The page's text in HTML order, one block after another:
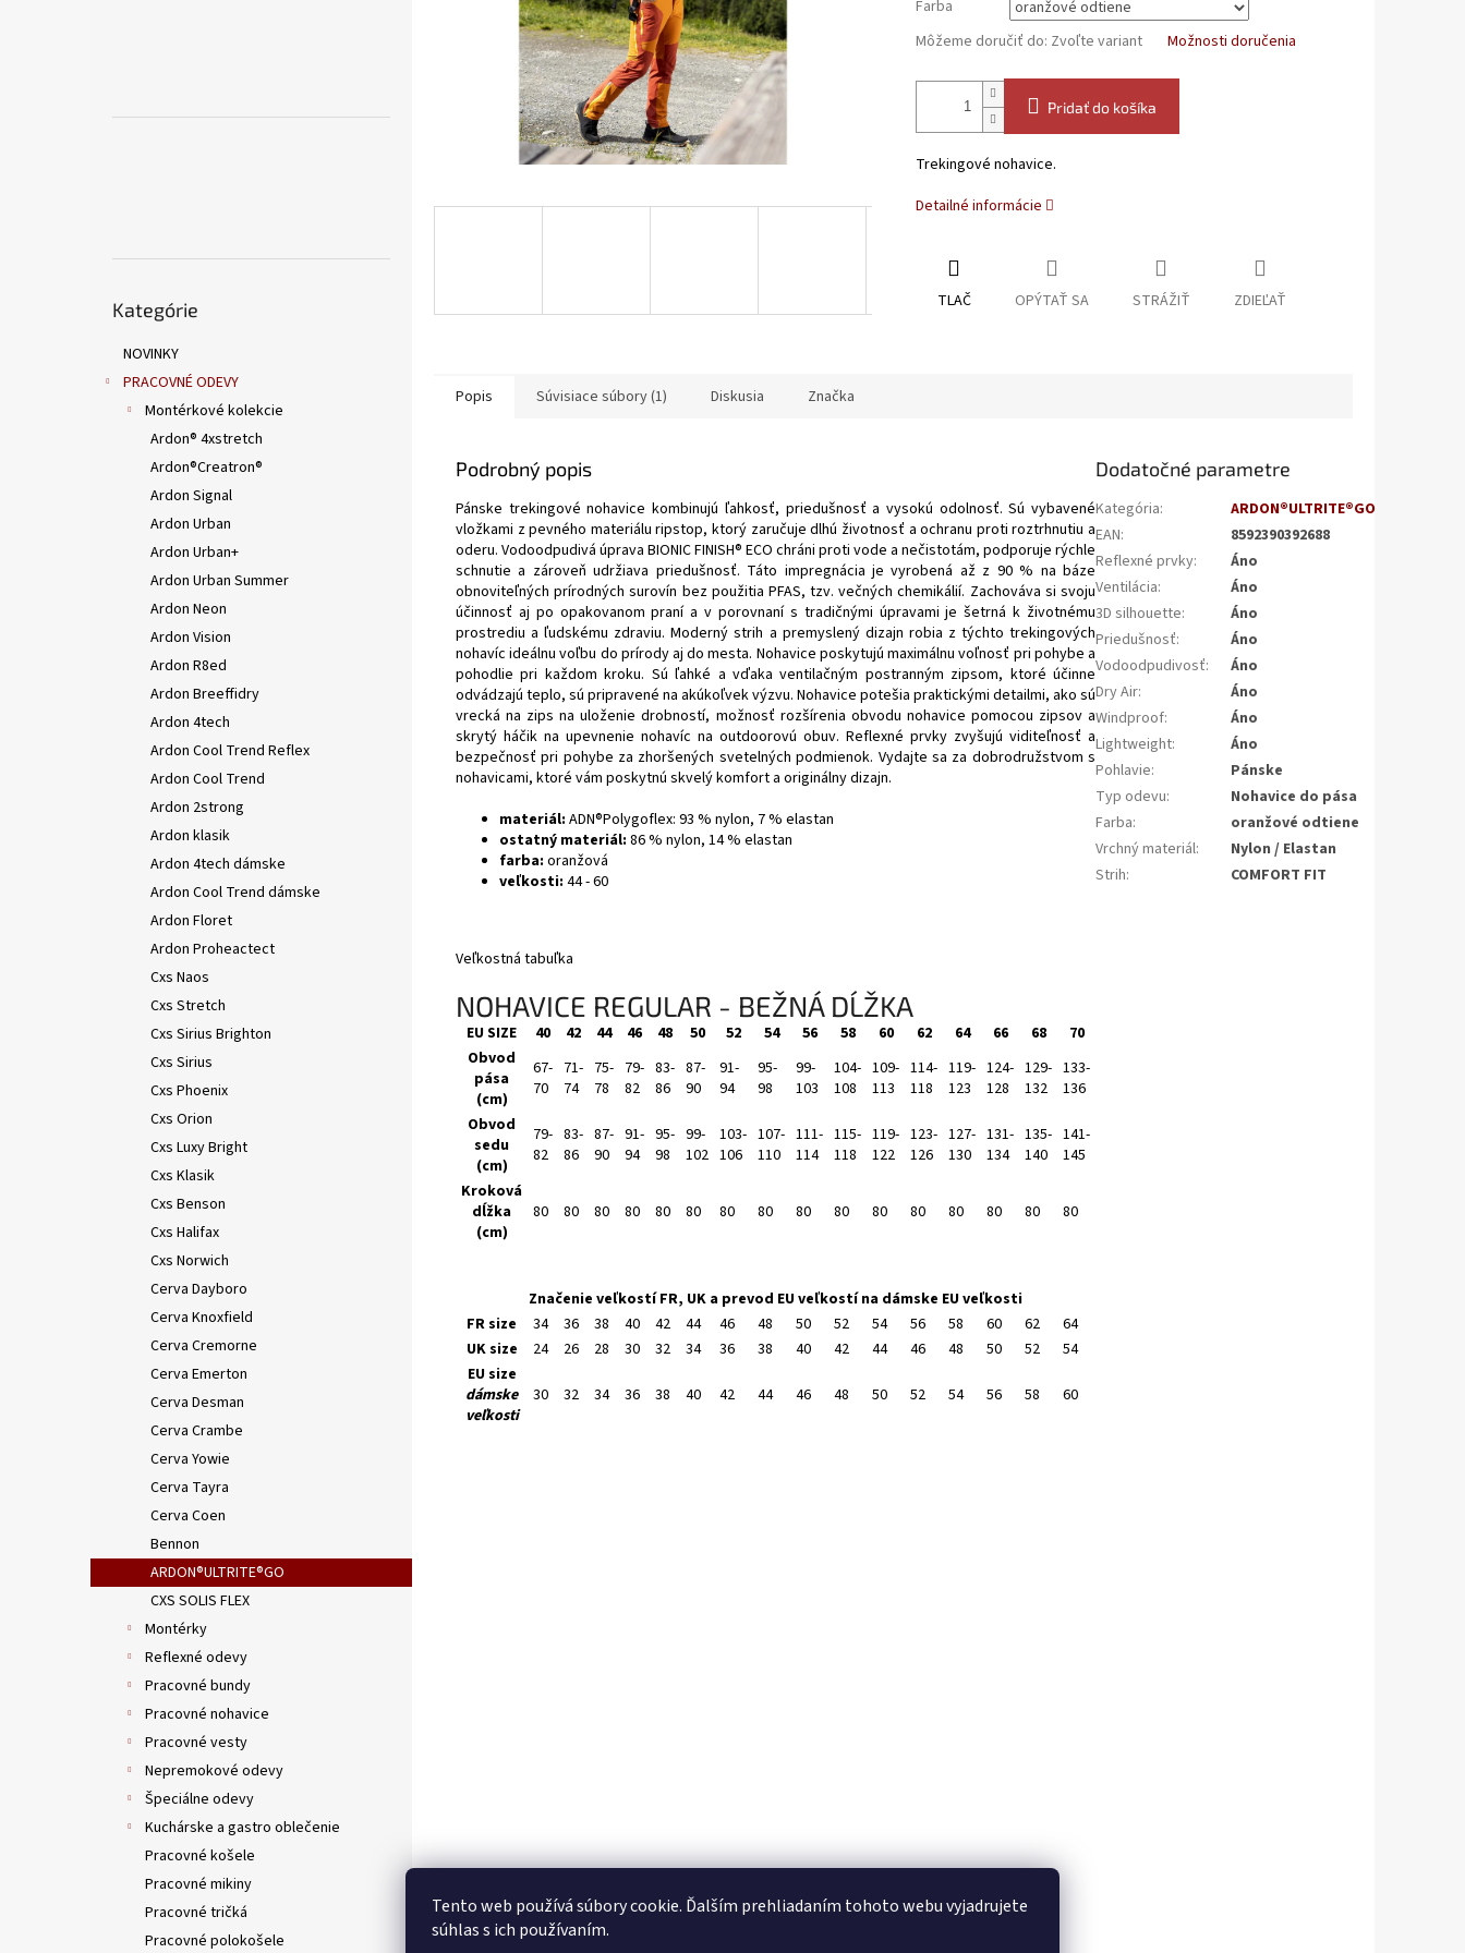
Tento web používá súbory cookie. Ďalším prehliadaním tohoto webu vyjadrujete
súhlas s ich používaním.
kategórie
Kategórie
NOVINKY
PRACOVNÉ ODEVY
Montérkové kolekcie
Ardon® 4xstretch
Ardon®Creatron®
Ardon Signal
Ardon Urban
Ardon Urban+
Ardon Urban Summer
Ardon Neon
Ardon Vision
Ardon R8ed
Ardon Breeffidry
Ardon 4tech
Ardon Cool Trend Reflex
Ardon Cool Trend
Ardon 2strong
Ardon klasik
Ardon 4tech dámske
Ardon Cool Trend dámske
Ardon Floret
Ardon Proheactect
Cxs Naos
Cxs Stretch
Cxs Sirius Brighton
Cxs Sirius
Cxs Phoenix
Cxs Orion
Cxs Luxy Bright
Cxs Klasik
Cxs Benson
Cxs Halifax
Cxs Norwich
Cerva Dayboro
Cerva Knoxfield
Cerva Cremorne
Cerva Emerton
Cerva Desman
Cerva Crambe
Cerva Yowie
Cerva Tayra
Cerva Coen
Bennon
ARDON®ULTRITE®GO
CXS SOLIS FLEX
Montérky
Reflexné odevy
Pracovné bundy
Pracovné nohavice
Pracovné vesty
Nepremokové odevy
Špeciálne odevy
Kuchárske a gastro oblečenie
Pracovné košele
Pracovné mikiny
Pracovné tričká
Pracovné polokošele
Farba
Môžeme doručiť do: Zvoľte variant Možnosti doručenia
Pridať do košíka
Trekingové nohavice.
Detailné informácie
TLAČ OPÝTAŤ SA STRÁŽIŤ ZDIEĽAŤ
Popis Súvisiace súbory (1) Diskusia Značka
Podrobný popis
Pánske trekingové nohavice kombinujú ľahkosť, priedušnosť a vysokú odolnosť. Sú vybavené
vložkami z pevného materiálu ripstop, ktorý zaručuje dlhú životnosť a ochranu proti roztrhnutiu a
oderu. Vodoodpudivá úprava BIONIC FINISH® ECO chráni proti vode a nečistotám, podporuje rýchle
schnutie a zároveň udržiava priedušnosť. Táto impregnácia je vyrobená až z 90 % na báze
obnoviteľných prírodných surovín bez použitia PFAS, tzv. večných chemikálií. Zachováva si svoju
účinnosť aj po opakovanom praní a v porovnaní s tradičnými úpravami je šetrná k životnému
prostrediu a ľudskému zdraviu. Moderný strih a premyslený dizajn robia z týchto trekingových
nohavíc ideálnu voľbu do prírody aj do mesta. Nohavice poskytujú maximálnu voľnosť pri pohybe a
pohodlie pri každom kroku. Sú ľahké a vďaka ventilačným postranným zipsom, ktoré účinne
odvádzajú teplo, sú pripravené na akúkoľvek výzvu. Nohavice potešia praktickými detailmi, ako sú
vrecká na zips na uloženie drobností, možnosť rozšírenia obvodu nohavice pomocou zipsov a
skrytý háčik na upevnenie nohavíc na outdoorovú obuv. Reflexné prvky zvyšujú viditeľnosť a
bezpečnosť pri pohybe za zhoršených svetelných podmienok. Vydajte sa za dobrodružstvom s
nohavicami, ktoré vám poskytnú skvelý komfort a originálny dizajn.
materiál: ADN®Polygoflex: 93 % nylon, 7 % elastan
ostatný materiál: 86 % nylon, 14 % elastan
farba: oranžová
veľkosti: 44 - 60
Veľkostná tabuľka
NOHAVICE REGULAR - BEŽNÁ DĹŽKA
EU SIZE 40 42 44 46 48 50 52 54 56 58 60 62 64 66 68
70
Obvod
pása
(cm)
67-
70
71-
74
75-
78
79-
82
83-
86
87-
90
91-
94
95-
98
99-
103
104-
108
109-
113
114-
118
119-
123
124-
128
129-
132
133-
136
Obvod
sedu
(cm)
79-
82
83-
86
87-
90
91-
94
95-
98
99-
102
103-
106
107-
110
111-
114
115-
118
119-
122
123-
126
127-
130
131-
134
135-
140
141-
145
Kroková
dĺžka
(cm)
80 80 80 80 80 80 80 80 80 80 80 80 80 80 80 80
Značenie veľkostí FR, UK a prevod EU veľkostí na dámske EU veľkosti
FR size
34 36 38 40 42 44 46 48 50 52 54 56 58 60 62
64
UK size
24 26 28 30 32 34 36 38 40 42 44 46 48 50 52
54
EU size
dámske
veľkosti
30 32 34 36 38 40 42 44 46 48 50 52 54 56 58 60
Dodatočné parametre
Kategória:
ARDON®ULTRITE®GO
EAN:
8592390392688
Reflexné prvky:
Áno
Ventilácia:
Áno
3D silhouette:
Áno
Priedušnosť:
Áno
Vodoodpudivosť:
Áno
Dry Air:
Áno
Windproof:
Áno
Lightweight:
Áno
Pohlavie:
Pánske
Typ odevu:
Nohavice do pása
Farba:
oranžové odtiene
Vrchný materiál:
Nylon / Elastan
Strih: COMFORT FIT